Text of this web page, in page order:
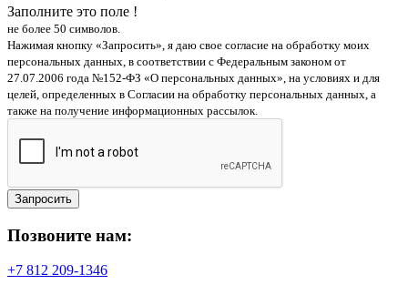
Заполните это поле !
не более 50 символов.
Нажимая кнопку «Запросить», я даю свое согласие на обработку моих
персональных данных, в соответствии с Федеральным законом от
27.07.2006 года №152-ФЗ «О персональных данных», на условиях и для
целей, определенных в Согласии на обработку персональных данных, а
также на получение информационных рассылок.
Запросить
Позвоните нам:
+7 812 209-1346